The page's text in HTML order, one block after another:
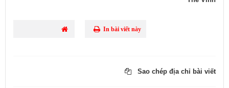
In bài viết này
Sao chép địa chỉ bài viết